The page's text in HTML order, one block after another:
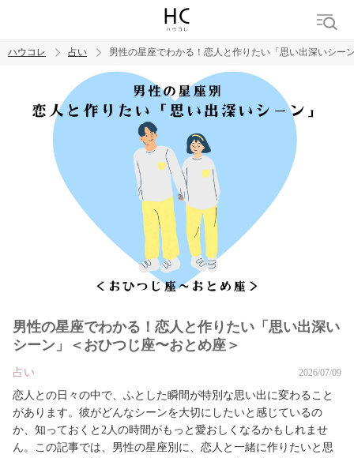
ハウコレ 占い 男性の星座でわかる！恋人と作りたい「思い出深いシー
男性の星座でわかる！恋人と作りたい「思い出深い
シーン」＜おひつじ座〜おとめ座＞
占い 2026/07/09
恋人との日々の中で、ふとした瞬間が特別な思い出に変わること
があります。彼がどんなシーンを大切にしたいと感じているの
か、知っておくと2人の時間がもっと愛おしくなるかもしれませ
ん。この記事では、男性の星座別に、恋人と一緒に作りたいと思